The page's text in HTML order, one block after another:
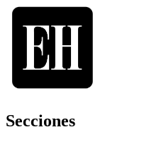
Secciones